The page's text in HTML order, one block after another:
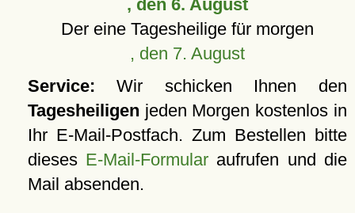
, den 6. August
Der eine Tagesheilige für morgen
, den 7. August
Service: Wir schicken Ihnen den
Tagesheiligen jeden Morgen kostenlos in
Ihr E-Mail-Postfach. Zum Bestellen bitte
dieses E-Mail-Formular aufrufen und die
Mail absenden.